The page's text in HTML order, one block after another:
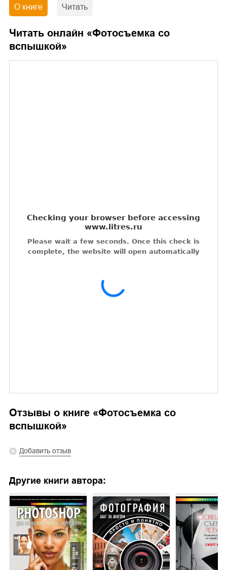
О книге Читать
Читать онлайн «Фотосъемка со
вспышкой»
Отзывы о книге «Фотосъемка со
вспышкой»
Добавить отзыв
Другие книги автора: